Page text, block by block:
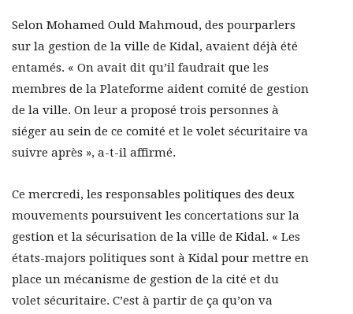
Selon Mohamed Ould Mahmoud, des pourparlers
sur la gestion de la ville de Kidal, avaient déjà été
entamés. « On avait dit qu’il faudrait que les
membres de la Plateforme aident comité de gestion
de la ville. On leur a proposé trois personnes à
siéger au sein de ce comité et le volet sécuritaire va
suivre après », a-t-il affirmé.
Ce mercredi, les responsables politiques des deux
mouvements poursuivent les concertations sur la
gestion et la sécurisation de la ville de Kidal. « Les
états-majors politiques sont à Kidal pour mettre en
place un mécanisme de gestion de la cité et du
volet sécuritaire. C’est à partir de ça qu’on va